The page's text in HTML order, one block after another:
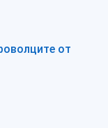
от